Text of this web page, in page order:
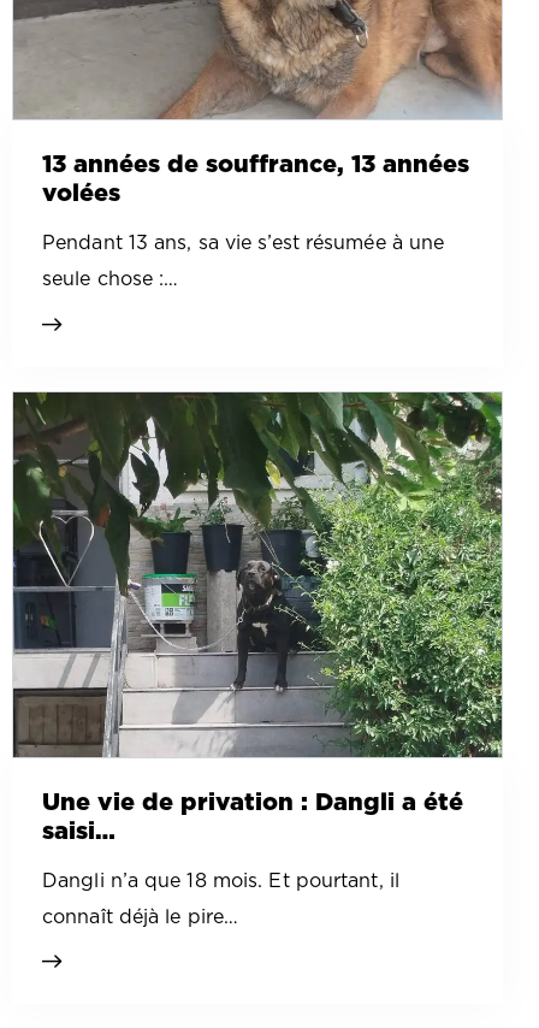
13 années de souffrance, 13 années
volées
Pendant 13 ans, sa vie s’est résumée à une
seule chose :…
Une vie de privation : Dangli a été
saisi…
Dangli n’a que 18 mois. Et pourtant, il
connaît déjà le pire…